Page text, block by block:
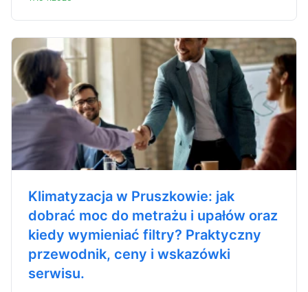
Klimatyzacja w Pruszkowie: jak
dobrać moc do metrażu i upałów oraz
kiedy wymieniać filtry? Praktyczny
przewodnik, ceny i wskazówki
serwisu.